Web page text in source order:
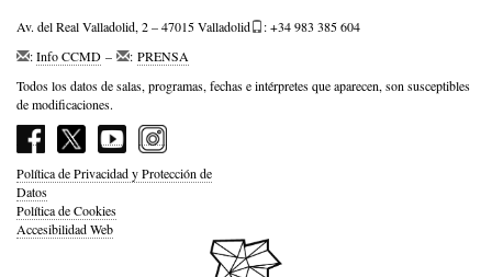
Av. del Real Valladolid, 2 – 47015 Valladolid
: +34 983 385 604
:Info CCMD – : PRENSA
Todos los datos de salas, programas, fechas e intérpretes que aparecen, son susceptibles
de modificaciones.
Política de Privacidad y Protección de
Datos
Política de Cookies
Accesibilidad Web